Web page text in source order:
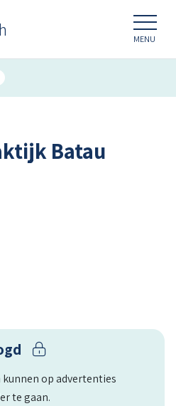
MENU
Batau
kunnen op advertenties
te gaan.